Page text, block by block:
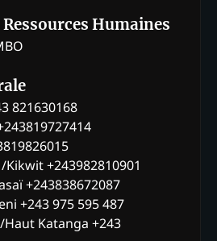
Humaines
821630168
Kikwit +243982810901
+243838672087
+243 975 595 487
Haut Katanga +243